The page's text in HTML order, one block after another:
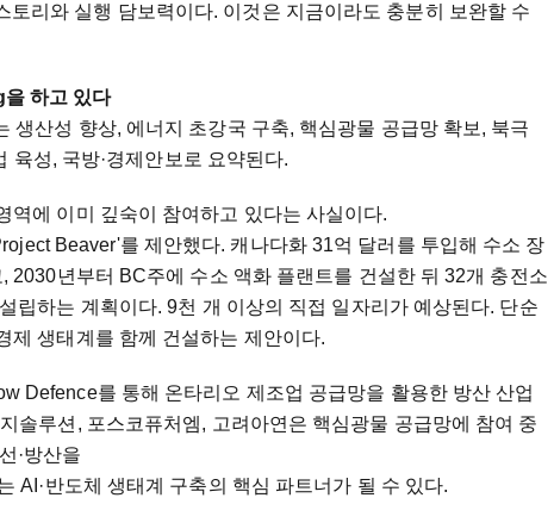
리와 실행 담보력이다. 이것은 지금이라도 충분히 보완할 수
하고 있다
생산성 향상, 에너지 초강국 구축, 핵심광물 공급망 확보, 북극
육성, 국방·경제안보로 요약된다.
역에 이미 깊숙이 참여하고 있다는 사실이다.
Beaver'를 제안했다. 캐나다화 31억 달러를 투입해 수소 장
2030년부터 BC주에 수소 액화 플랜트를 건설한 뒤 32개 충전소
립하는 계획이다. 9천 개 이상의 직접 일자리가 예상된다. 단순
제 생태계를 함께 건설하는 제안이다.
Defence를 통해 온타리오 제조업 공급망을 활용한 방산 산업
솔루션, 포스코퓨처엠, 고려아연은 핵심광물 공급망에 참여 중
·방산을
AI·반도체 생태계 구축의 핵심 파트너가 될 수 있다.